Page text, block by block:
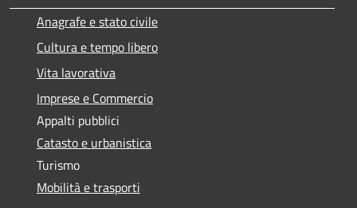
Anagrafe e stato civile
Cultura e tempo libero
Vita lavorativa
Imprese e Commercio
Appalti pubblici
Catasto e urbanistica
Turismo
Mobilità e trasporti